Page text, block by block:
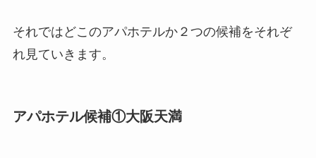
それではどこのアパホテルか２つの候補をそれぞ
れ見ていきます。
アパホテル候補①大阪天満